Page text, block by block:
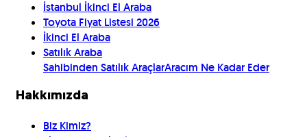
İstanbul İkinci El Araba
Toyota Fiyat Listesi 2026
İkinci El Araba
Satılık Araba
Sahibinden Satılık AraçlarAracım Ne Kadar Eder
Hakkımızda
Biz Kimiz?